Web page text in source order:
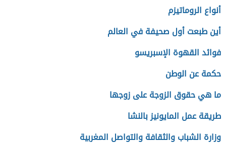
أنواع الروماتيزم
أين طبعت أول صحيفة في العالم
فوائد القهوة الإسبريسو
حكمة عن الوطن
ما هي حقوق الزوجة على زوجها
طريقة عمل المايونيز بالنشا
وزارة الشباب والثقافة والتواصل المغربية